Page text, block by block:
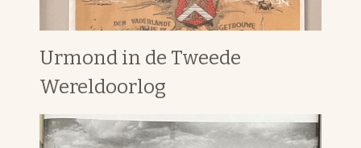
Urmond in de Tweede
Wereldoorlog